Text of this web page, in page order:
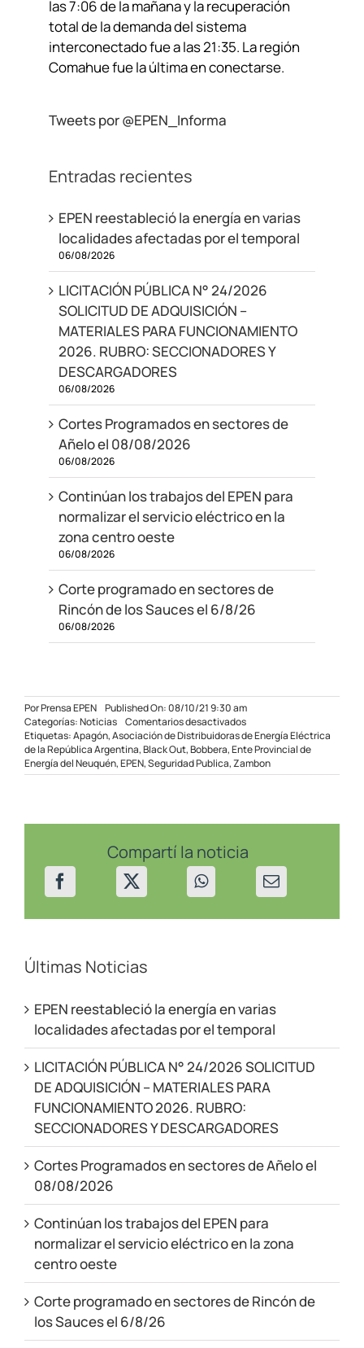
las 7:06 de la mañana y la recuperación
total de la demanda del sistema
interconectado fue a las 21:35. La región
Comahue fue la última en conectarse.
Tweets por @EPEN_Informa
Entradas recientes
EPEN reestableció la energía en varias
localidades afectadas por el temporal
06/08/2026
LICITACIÓN PÚBLICA N° 24/2026
SOLICITUD DE ADQUISICIÓN –
MATERIALES PARA FUNCIONAMIENTO
2026. RUBRO: SECCIONADORES Y
DESCARGADORES
06/08/2026
Cortes Programados en sectores de
Añelo el 08/08/2026
06/08/2026
Continúan los trabajos del EPEN para
normalizar el servicio eléctrico en la
zona centro oeste
06/08/2026
Corte programado en sectores de
Rincón de los Sauces el 6/8/26
06/08/2026
PorPrensa EPEN Published On: 08/10/21 9:30 am
Categorías:Noticias Comentarios desactivadosen
Distribuidoras
analizaron
la
situación
al
apagón
2019
Etiquetas:Apagón,Asociación de Distribuidoras de Energía Eléctrica
de la República Argentina,Black Out,Bobbera,Ente Provincial de
Energía del Neuquén,EPEN,Seguridad Publica,Zambon
Compartí la noticia
Últimas Noticias
EPEN reestableció la energía en varias
localidades afectadas por el temporal
LICITACIÓN PÚBLICA N° 24/2026 SOLICITUD
DE ADQUISICIÓN – MATERIALES PARA
FUNCIONAMIENTO 2026. RUBRO:
SECCIONADORES Y DESCARGADORES
Cortes Programados en sectores de Añelo el
08/08/2026
Continúan los trabajos del EPEN para
normalizar el servicio eléctrico en la zona
centro oeste
Corte programado en sectores de Rincón de
los Sauces el 6/8/26